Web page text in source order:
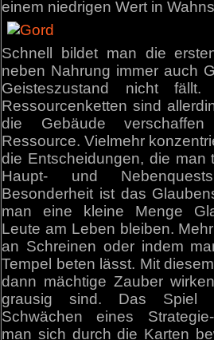
einem niedrigen Wert in
Schnell bildet man die
neben Nahrung immer auch
Geisteszustand nicht fällt.
Ressourcenketten sind
die Gebäude
Ressource. Vielmehr
die Entscheidungen, die man
Haupt- und
Besonderheit ist das
man eine kleine Menge
Leute am Leben bleiben.
an Schreinen oder indem
Tempel beten lässt. Mit
dann mächtige Zauber
grausig sind. Das Spiel
Schwächen eines
man sich durch die Karten